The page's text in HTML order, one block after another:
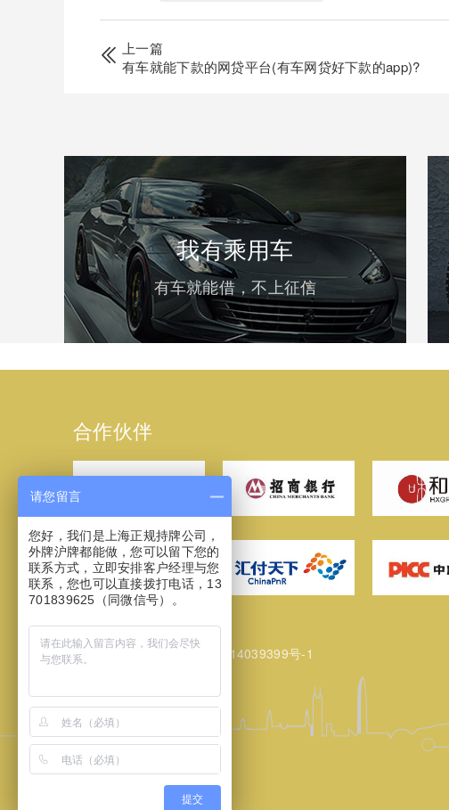
上一篇
有车就能下款的网贷平台(有车网贷好下款的app)?
我有乘用车
有车就能借，不上征信
合作伙伴
网站备案/许可证号： 沪ICP备14039399号-1
请您留言
您好，我们是上海正规持牌公司，
外牌沪牌都能做，您可以留下您的
联系方式，立即安排客户经理与您
联系，您也可以直接拨打电话，13
701839625（同微信号）。
提交